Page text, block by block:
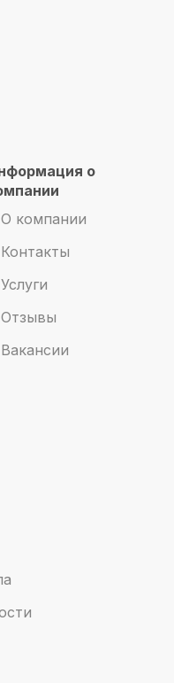
о
О компании
Контакты
Услуги
Отзывы
Вакансии